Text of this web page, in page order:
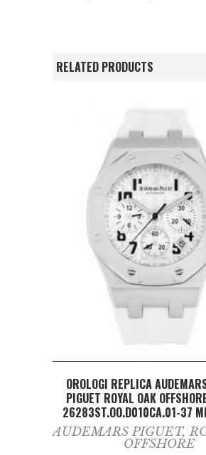
RELATED PRODUCTS
ADD TO CART
OROLOGI REPLICA
PIGUET ROYAL OAK
26283ST.OO.D010CA.01-37
AUDEMARS PIGUET,
OFFSHORE